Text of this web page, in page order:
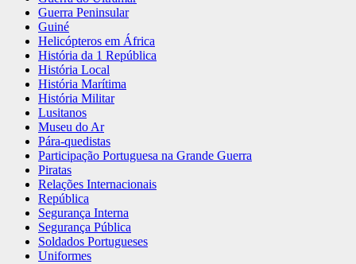
Guerra Peninsular
Guiné
Helicópteros em África
História da 1 República
História Local
História Marítima
História Militar
Lusitanos
Museu do Ar
Pára-quedistas
Participação Portuguesa na Grande Guerra
Piratas
Relações Internacionais
República
Segurança Interna
Segurança Pública
Soldados Portugueses
Uniformes